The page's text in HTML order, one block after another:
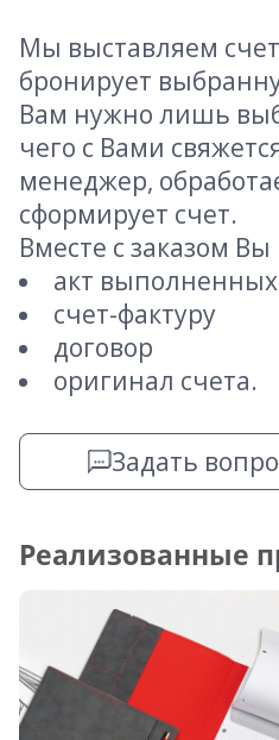
Мы выставляем
бронирует
Вам нужно лишь
чего с Вами
менеджер,
сформирует счет.
Вместе с заказом
акт
счет-фактуру
договор
оригинал счета.
Задать
Реализованные